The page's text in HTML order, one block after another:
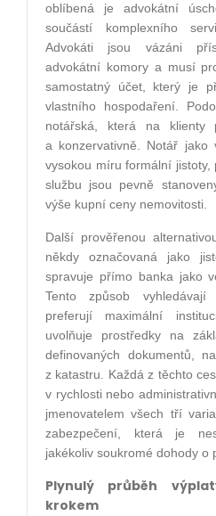
oblíbená je advokátní
součástí komplexního
Advokáti jsou vázáni
advokátní komory a musí
samostatný účet, který je
vlastního hospodaření.
notářská, která na klienty
a konzervativně. Notář jako
vysokou míru formální
službu jsou pevně
výše kupní ceny nemovitosti.
Další prověřenou
někdy označovaná jako
spravuje přímo banka jako
Tento způsob
preferují maximální
uvolňuje prostředky na
definovaných dokumentů,
z katastru. Každá z těchto
v rychlosti nebo
jmenovatelem všech tří
zabezpečení, která je
jakékoliv soukromé dohody o
Plynulý průběh
krokem